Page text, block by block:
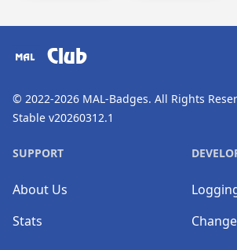
Club
© 2022-2026 MAL-Badges. All Rights
Stable v20260312.1
SUPPORT
About Us
Stats